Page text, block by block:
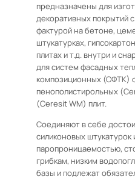
предназначены для
декоративных покрытий
фактурой на бетоне,
штукатурках,
плитах и т.д. внутри и
для систем фасадных
композиционных (СФТК)
пенополистирольных
(Ceresit WM) плит.
Соединяют в себе
силиконовых штукатурок
паропроницаемостью,
грибкам, низким
базы и подлежат